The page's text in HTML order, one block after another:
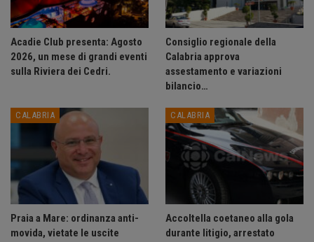
Acadie Club presenta: Agosto
2026, un mese di grandi eventi
sulla Riviera dei Cedri.
Consiglio regionale della
Calabria approva
assestamento e variazioni
bilancio…
CALABRIA
Praia a Mare: ordinanza anti-
movida, vietate le uscite
CALABRIA
Accoltella coetaneo alla gola
durante litigio, arrestato